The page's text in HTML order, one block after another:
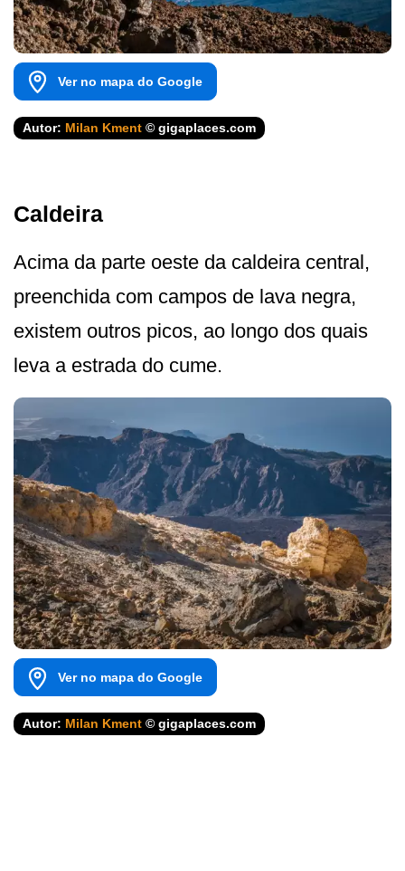
Ver no mapa do Google
Autor: Milan Kment © gigaplaces.com
Caldeira
Acima da parte oeste da caldeira central,
preenchida com campos de lava negra,
existem outros picos, ao longo dos quais
leva a estrada do cume.
Ver no mapa do Google
Autor: Milan Kment © gigaplaces.com